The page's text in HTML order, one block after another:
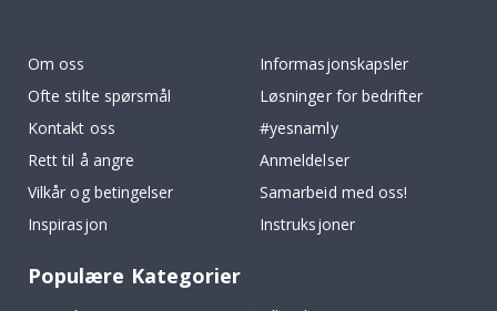
Om oss
Ofte stilte spørsmål
Kontakt oss
Rett til å angre
Vilkår og betingelser
Inspirasjon
Informasjonskapsler
Løsninger for bedrifter
#yesnamly
Anmeldelser
Samarbeid med oss!
Instruksjoner
Populære Kategorier